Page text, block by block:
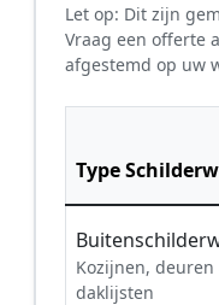
Let op: Dit zijn
Vraag een offerte
afgestemd op uw
Type
Kozijnen, deuren
daklijsten